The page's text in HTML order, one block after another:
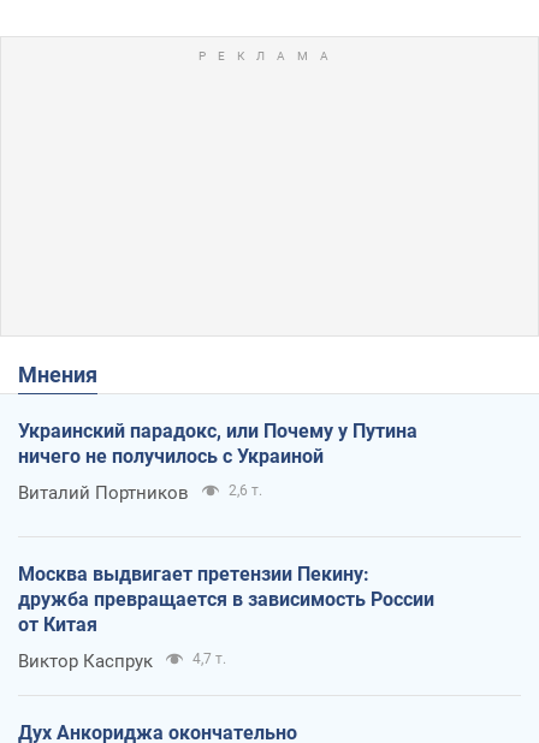
Мнения
Украинский парадокс, или Почему у Путина
ничего не получилось с Украиной
Виталий Портников 2,6 т.
Москва выдвигает претензии Пекину:
дружба превращается в зависимость России
от Китая
Виктор Каспрук 4,7 т.
Дух Анкориджа окончательно